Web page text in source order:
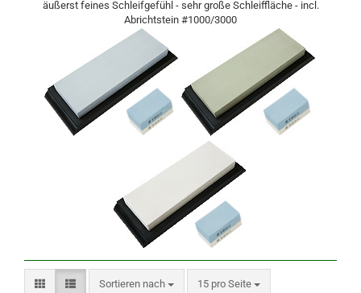
äußerst feines Schleifgefühl - sehr große Schleiffläche - incl.
Abrichtstein #1000/3000
Sortieren nach
Sortieren nach 15 pro Seite
pro Seite